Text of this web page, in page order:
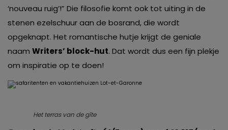
‘nouveau ruig’!” Die filosofie komt ook tot uiting in de
stenen ezelschuur aan de bosrand, die wordt
opgeknapt. Het romantische hutje krijgt de geniale
naam Writers’ block-hut. Dat wordt dus een fijn plekje
om inspiratie op te doen!
Het terras van de gîte